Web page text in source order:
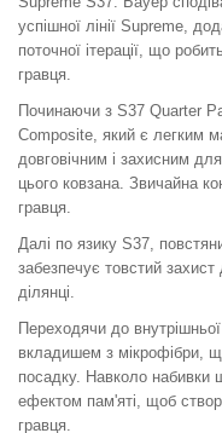
успішної лінії Supreme,
поточної ітерації, що
гравця.
Починаючи з S37 Quarter
Composite, який є легким
довговічним і захисним
цього ковзана. Звичайна
гравця.
Далі по язику S37,
забезпечує товстий
ділянці.
Переходячи до
вкладишем з мікрофібри,
посадку. Навколо набивки
ефектом пам'яті, щоб
гравця.